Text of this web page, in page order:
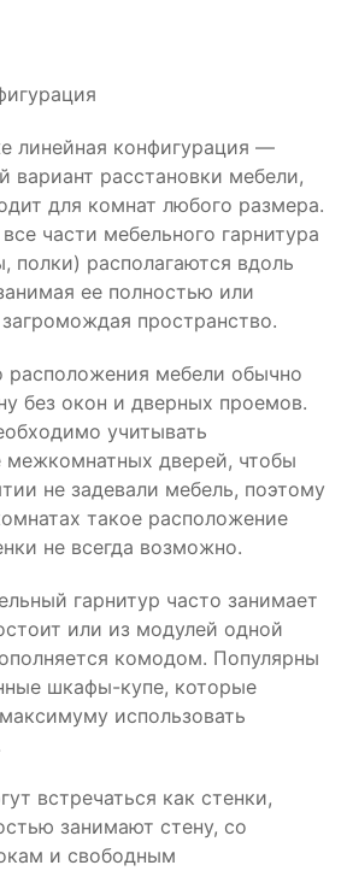
линейная конфигурация —
вариант расстановки мебели,
для комнат любого размера.
части мебельного гарнитура
полки) располагаются вдоль
ее полностью или
пространство.
расположения мебели обычно
без окон и дверных проемов.
учитывать
межкомнатных дверей, чтобы
не задевали мебель, поэтому
такое расположение
не всегда возможно.
гарнитур часто занимает
или из модулей одной
комодом. Популярны
шкафы-купе, которые
использовать
встречаться как стенки,
занимают стену, со
и свободным